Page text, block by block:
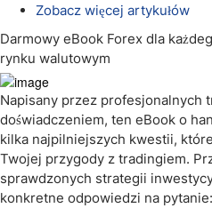
Zobacz więcej artykułów
Darmowy eBook Forex dla
rynku walutowym
Napisany przez profesjonalnych
doświadczeniem, ten eBook o
kilka najpilniejszych kwestii,
Twojej przygody z tradingiem.
sprawdzonych strategii
konkretne odpowiedzi na